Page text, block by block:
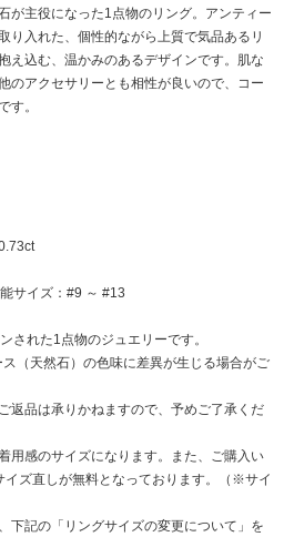
が主役になった1点物のリング。アンティー
り入れた、個性的ながら上質で気品あるリ
え込む、温かみのあるデザインです。肌な
のアクセサリーとも相性が良いので、コー
す。
サイズ：#9 ～ #13
れた1点物のジュエリーです。
（天然石）の色味に差異が生じる場合がご
返品は承りかねますので、予めご了承くだ
用感のサイズになります。また、ご購入い
ズ直しが無料となっております。（※サイ
下記の「リングサイズの変更について」を